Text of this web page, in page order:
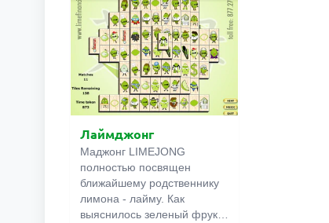
гамбургеры, клубнику и
апельсины, печенье и
пирожные, соки и коктейли.
Но помните, что на поднос
можно брать только три
одинаковых блюда – ни
больше, ни меньше.
Лаймджонг
Маджонг LIMEJONG
полностью посвящен
ближайшему родственнику
лимона - лайму. Как
выяснилось зеленый фрукт